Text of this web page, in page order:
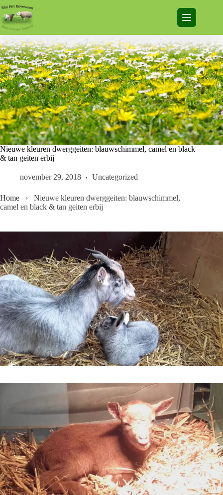
Ga
naar
de
inhoud
Nieuwe kleuren dwerggeiten: blauwschimmel, camel en black
& tan geiten erbij
november 29, 2018 Uncategorized
Home › Nieuwe kleuren dwerggeiten: blauwschimmel,
camel en black & tan geiten erbij